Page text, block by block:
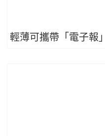
輕薄可攜帶「電子報